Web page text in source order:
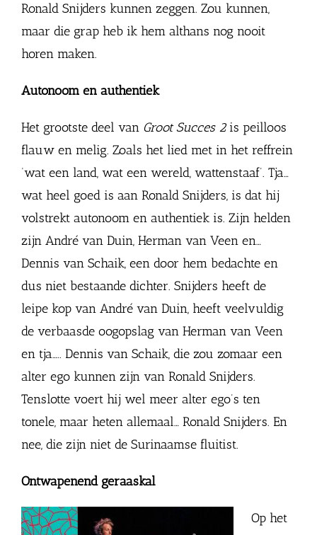
Ronald Snijders kunnen zeggen. Zou kunnen,
maar die grap heb ik hem althans nog nooit
horen maken.
Autonoom en authentiek
Het grootste deel van Groot Succes 2is peilloos
flauw en melig. Zoals het lied met in het reffrein
‘wat een land, wat een wereld, wattenstaaf’. Tja…
wat heel goed is aan Ronald Snijders, is dat hij
volstrekt autonoom en authentiek is. Zijn helden
zijn André van Duin, Herman van Veen en…
Dennis van Schaik, een door hem bedachte en
dus niet bestaande dichter. Snijders heeft de
leipe kop van André van Duin, heeft veelvuldig
de verbaasde oogopslag van Herman van Veen
en tja….. Dennis van Schaik, die zou zomaar een
alter ego kunnen zijn van Ronald Snijders.
Tenslotte voert hij wel meer alter ego’s ten
tonele, maar heten allemaal… Ronald Snijders. En
nee, die zijn niet de Surinaamse fluitist.
Ontwapenend geraaskal
Op het